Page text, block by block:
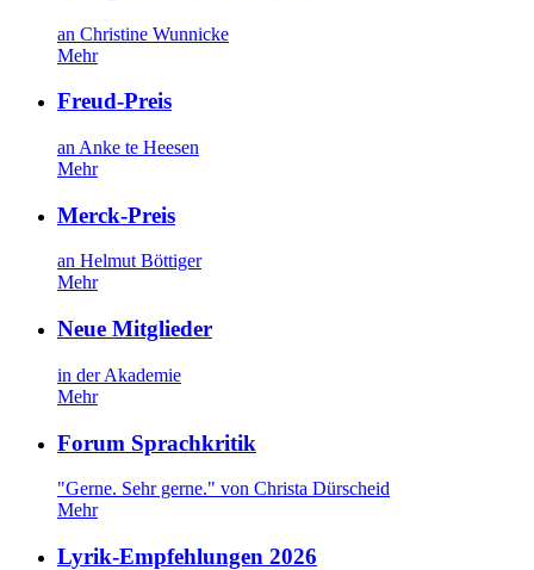
an Christine Wunnicke
Mehr
Freud-Preis
an Anke te Heesen
Mehr
Merck-Preis
an Helmut Böttiger
Mehr
Neue Mitglieder
in der Akademie
Mehr
Forum Sprachkritik
"Gerne. Sehr gerne." von Christa Dürscheid
Mehr
Lyrik-Empfehlungen 2026